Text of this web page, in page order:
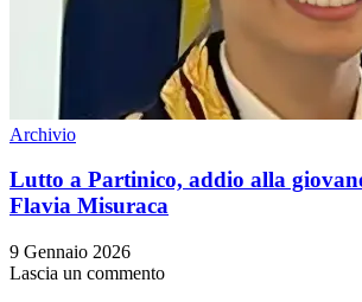
Archivio
Lutto a Partinico, addio alla
Flavia Misuraca
9 Gennaio 2026
Lascia un commento